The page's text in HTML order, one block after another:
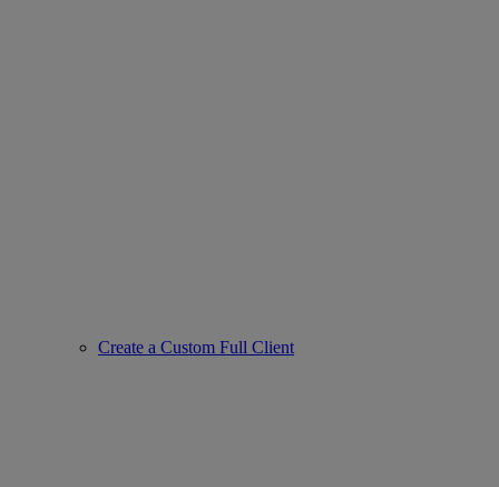
Create a Custom Full Client